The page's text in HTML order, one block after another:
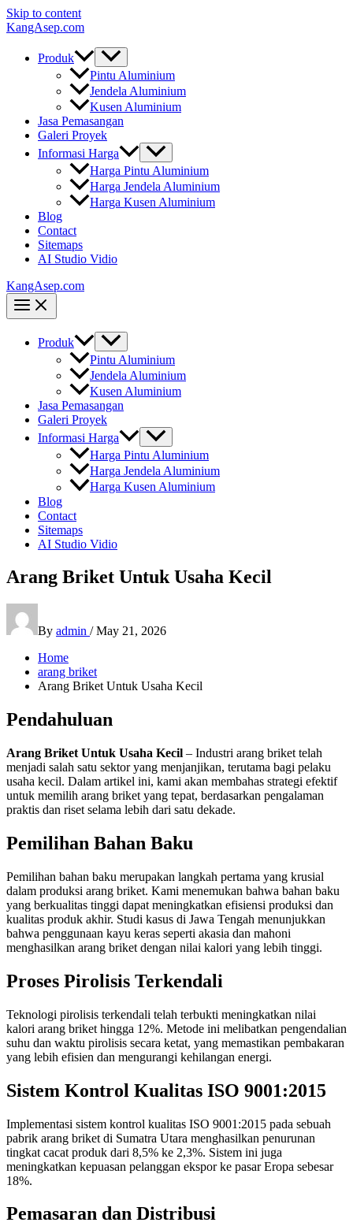
Skip to content
KangAsep.com
Produk
Pintu Aluminium
Jendela Aluminium
Kusen Aluminium
Jasa Pemasangan
Galeri Proyek
Informasi Harga
Harga Pintu Aluminium
Harga Jendela Aluminium
Harga Kusen Aluminium
Blog
Contact
Sitemaps
AI Studio Vidio
KangAsep.com
Produk
Pintu Aluminium
Jendela Aluminium
Kusen Aluminium
Jasa Pemasangan
Galeri Proyek
Informasi Harga
Harga Pintu Aluminium
Harga Jendela Aluminium
Harga Kusen Aluminium
Blog
Contact
Sitemaps
AI Studio Vidio
Arang Briket Untuk Usaha Kecil
By admin /May 21, 2026
Home
arang briket
Arang Briket Untuk Usaha Kecil
Pendahuluan
Arang Briket Untuk Usaha Kecil – Industri arang briket telah
menjadi salah satu sektor yang menjanjikan, terutama bagi pelaku
usaha kecil. Dalam artikel ini, kami akan membahas strategi efektif
untuk memilih arang briket yang tepat, berdasarkan pengalaman
praktis dan riset selama lebih dari satu dekade.
Pemilihan Bahan Baku
Pemilihan bahan baku merupakan langkah pertama yang krusial
dalam produksi arang briket. Kami menemukan bahwa bahan baku
yang berkualitas tinggi dapat meningkatkan efisiensi produksi dan
kualitas produk akhir. Studi kasus di Jawa Tengah menunjukkan
bahwa penggunaan kayu keras seperti akasia dan mahoni
menghasilkan arang briket dengan nilai kalori yang lebih tinggi.
Proses Pirolisis Terkendali
Teknologi pirolisis terkendali telah terbukti meningkatkan nilai
kalori arang briket hingga 12%. Metode ini melibatkan pengendalian
suhu dan waktu pirolisis secara ketat, yang memastikan pembakaran
yang lebih efisien dan mengurangi kehilangan energi.
Sistem Kontrol Kualitas ISO 9001:2015
Implementasi sistem kontrol kualitas ISO 9001:2015 pada sebuah
pabrik arang briket di Sumatra Utara menghasilkan penurunan
tingkat cacat produk dari 8,5% ke 2,3%. Sistem ini juga
meningkatkan kepuasan pelanggan ekspor ke pasar Eropa sebesar
18%.
Pemasaran dan Distribusi